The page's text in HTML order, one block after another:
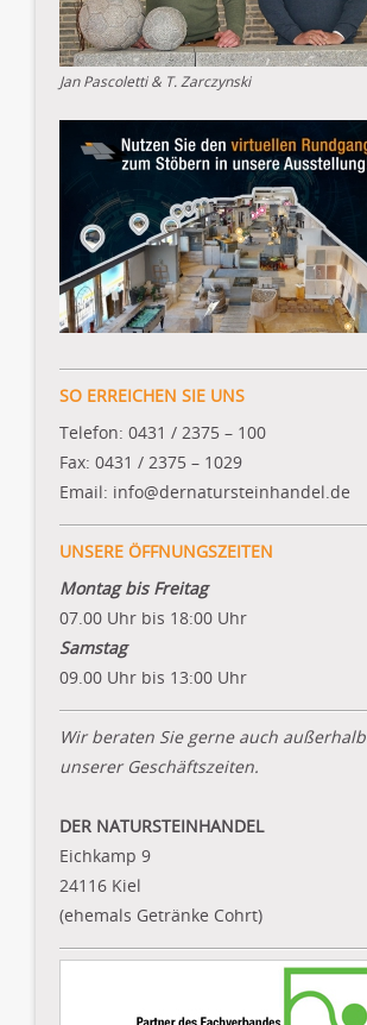
Jan Pascoletti & T. Zarczynski
SO ERREICHEN SIE UNS
Telefon: 0431 / 2375 – 100
Fax: 0431 / 2375 – 1029
Email: info@dernatursteinhandel.de
UNSERE ÖFFNUNGSZEITEN
Montag bis Freitag
07.00 Uhr bis 18:00 Uhr
Samstag
09.00 Uhr bis 13:00 Uhr
Wir beraten Sie gerne auch außerhalb
unserer Geschäftszeiten.
DER NATURSTEINHANDEL
Eichkamp 9
24116 Kiel
(ehemals Getränke Cohrt)